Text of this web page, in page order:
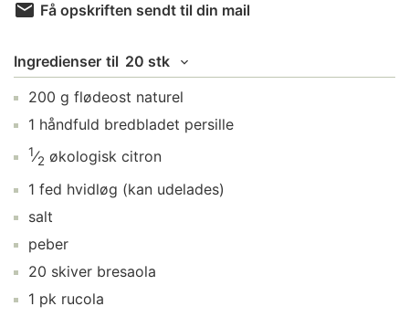
Få opskriften sendt til din mail
Ingredienser til 20 stk
200 g flødeost naturel
1 håndfuld bredbladet persille
1⁄2 økologisk citron
1 fed hvidløg (kan udelades)
salt
peber
20 skiver bresaola
1 pk rucola